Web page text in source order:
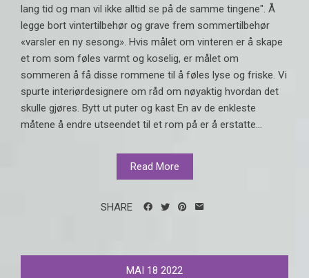
lang tid og man vil ikke alltid se på de samme tingene". Å
legge bort vintertilbehør og grave frem sommertilbehør
«varsler en ny sesong». Hvis målet om vinteren er å skape
et rom som føles varmt og koselig, er målet om
sommeren å få disse rommene til å føles lyse og friske. Vi
spurte interiørdesignere om råd om nøyaktig hvordan det
skulle gjøres. Bytt ut puter og kast En av de enkleste
måtene å endre utseendet til et rom på er å erstatte...
Read More
SHARE
MAI 18 2022